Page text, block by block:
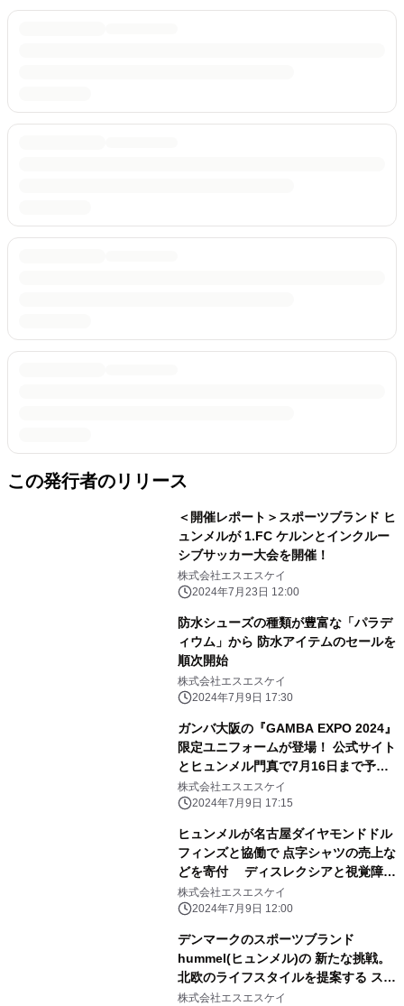
この発行者のリリース
＜開催レポート＞スポーツブランド ヒ
ュンメルが 1.FC ケルンとインクルー
シブサッカー大会を開催！
株式会社エスエスケイ
2024年7月23日 12:00
防水シューズの種類が豊富な「パラデ
ィウム」から 防水アイテムのセールを
順次開始
株式会社エスエスケイ
2024年7月9日 17:30
ガンバ大阪の『GAMBA EXPO 2024』
限定ユニフォームが登場！ 公式サイト
とヒュンメル門真で7月16日まで予約
受付を実施
株式会社エスエスケイ
2024年7月9日 17:15
ヒュンメルが名古屋ダイヤモンドドル
フィンズと協働で 点字シャツの売上な
どを寄付 ディスレクシアと視覚障が
い者の支援に活用
株式会社エスエスケイ
2024年7月9日 12:00
デンマークのスポーツブランド
hummel(ヒュンメル)の 新たな挑戦。
北欧のライフスタイルを提案する スポ
ーツライフスタイルブランドへ。
株式会社エスエスケイ